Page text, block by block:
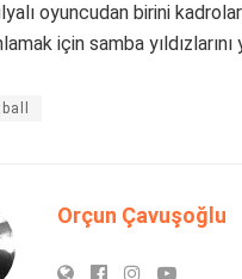
oyuncudan birini
için samba
Orçun Çavuşoğlu